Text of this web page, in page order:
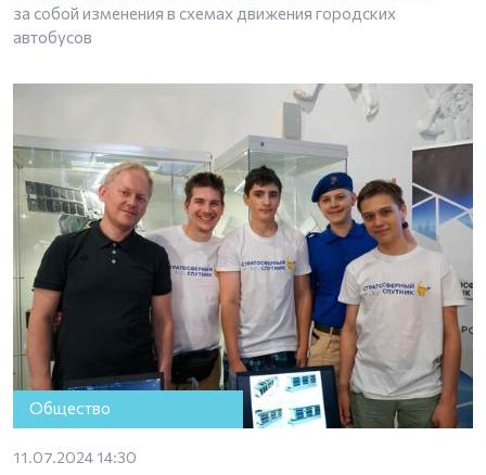
за собой изменения в схемах движения городских
автобусов
Общество
11.07.2024 14:30